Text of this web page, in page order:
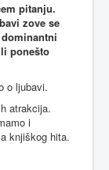
pitanju.
zove se
ponešto
o ljubavi.
atrakcija.
i
knjiškog hita.